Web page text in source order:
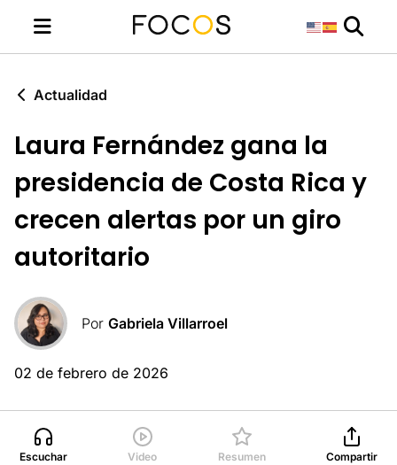
Actualidad
Laura Fernández gana la
presidencia de Costa Rica y
crecen alertas por un giro
autoritario
Por Gabriela Villarroel
02 de febrero de 2026
Escuchar Video Resumen Compartir